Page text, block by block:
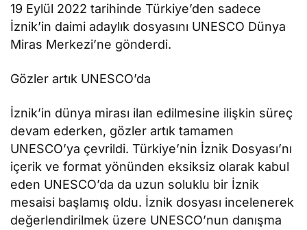
19 Eylül 2022 tarihinde Türkiye’den sadece
İznik’in daimi adaylık dosyasını UNESCO Dünya
Miras Merkezi’ne gönderdi.
Gözler artık UNESCO’da
İznik’in dünya mirası ilan edilmesine ilişkin süreç
devam ederken, gözler artık tamamen
UNESCO’ya çevrildi. Türkiye’nin İznik Dosyası’nı
içerik ve format yönünden eksiksiz olarak kabul
eden UNESCO’da da uzun soluklu bir İznik
mesaisi başlamış oldu. İznik dosyası incelenerek
değerlendirilmek üzere UNESCO’nun danışma